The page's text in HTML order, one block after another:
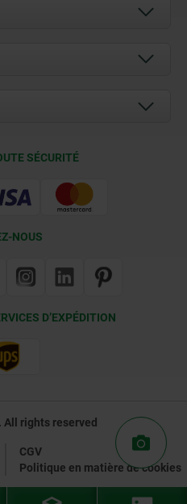
SÉCURITÉ
NOUS
D’EXPÉDITION
rights reserved
CGV
Politique en matière de cookies